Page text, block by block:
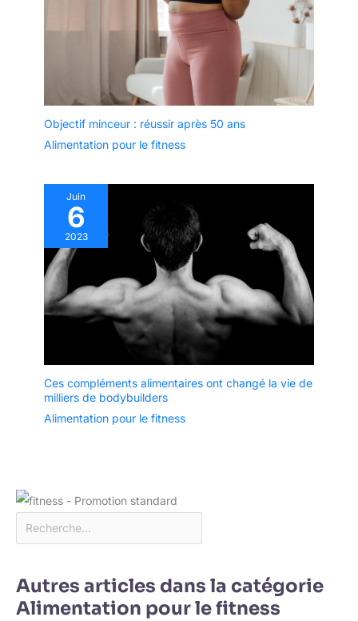
Objectif minceur : réussir après 50 ans
Alimentation pour le fitness
Juin
6
2023
Ces compléments alimentaires ont changé la vie de
milliers de bodybuilders
Alimentation pour le fitness
Autres articles dans la catégorie
Alimentation pour le fitness